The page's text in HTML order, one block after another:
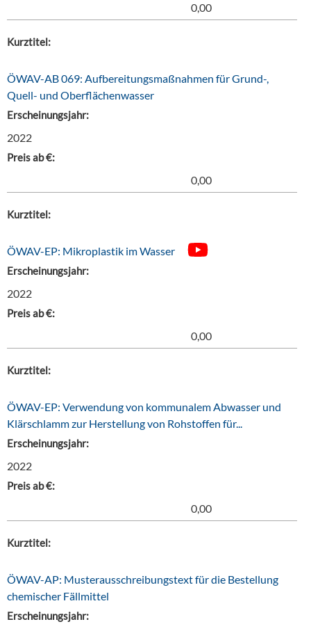
0,00
Kurztitel:
ÖWAV-AB 069: Aufbereitungsmaßnahmen für Grund-,
Quell- und Oberflächenwasser
Erscheinungsjahr:
2022
Preis ab €:
0,00
Kurztitel:
ÖWAV-EP: Mikroplastik im Wasser
Erscheinungsjahr:
2022
Preis ab €:
0,00
Kurztitel:
ÖWAV-EP: Verwendung von kommunalem Abwasser und
Klärschlamm zur Herstellung von Rohstoffen für...
Erscheinungsjahr:
2022
Preis ab €:
0,00
Kurztitel:
ÖWAV-AP: Musterausschreibungstext für die Bestellung
chemischer Fällmittel
Erscheinungsjahr: